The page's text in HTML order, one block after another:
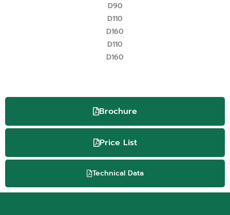
D90
D110
D160
D110
D160
Brochure
Price List
Technical Data